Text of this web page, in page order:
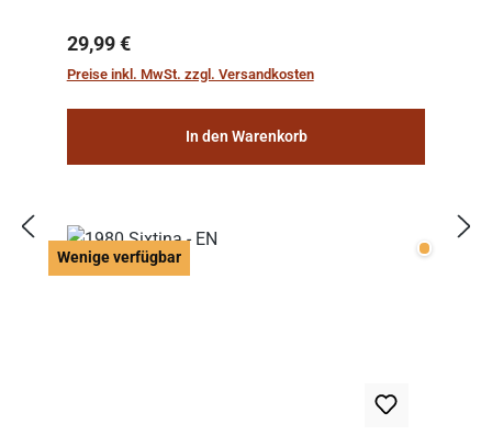
Regulärer Preis:
29,99 €
Preise inkl. MwSt. zzgl. Versandkosten
In den Warenkorb
Wenige verfügbar Wenige